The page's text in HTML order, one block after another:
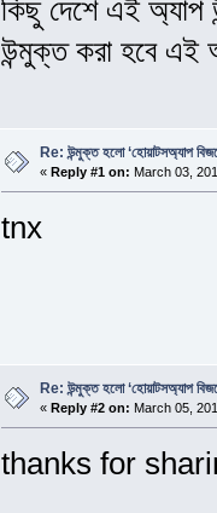
কিছু দেশে এই অ্যাপ
উন্মুক্ত করা হবে
Re: উন্মুক্ত হলো ‘হোয়াটসঅ্যাপ
« Reply #1 on: March 03,
tnx
Re: উন্মুক্ত হলো ‘হোয়াটসঅ্যাপ
« Reply #2 on: March 05,
thanks for